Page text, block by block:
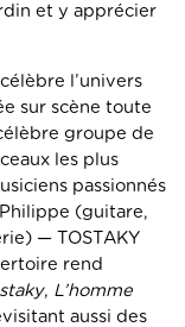
et y apprécier
l’univers
sur scène toute
groupe de
les plus
passionnés
(guitare,
— TOSTAKY
rend
, L’homme
aussi des